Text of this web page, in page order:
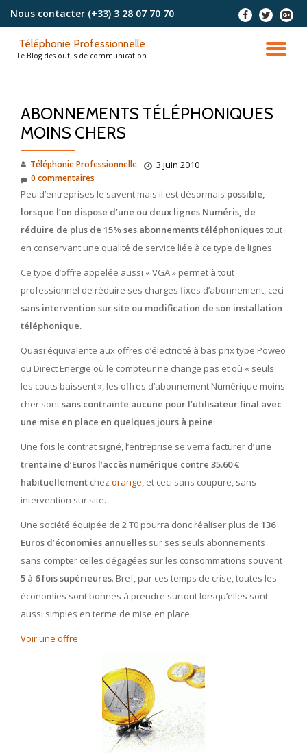
contenu
Nous contacter (+33) 3 28 07 70 70 - - -
Téléphonie Professionnelle
Le Blog des outils de communication
ABONNEMENTS TÉLÉPHONIQUES
MOINS CHERS
Téléphonie Professionnelle 3 juin 2010
0 commentaires
Peu d’entreprises le savent mais il est désormais possible,
lorsque l’on dispose d’une ou deux lignes Numéris, de
réduire de plus de 15% ses abonnements téléphoniquestout
en conservant une qualité de service liée à ce type de lignes.
Ce type d’offre appelée aussi « VGA » permet à tout
professionnel de réduire ses charges fixes d’abonnement, ceci
sans intervention sur site ou modification de son installation
téléphonique.
Quasi équivalente aux offres d’électricité à bas prix type Poweo
ou Direct Energie où le compteur ne change pas et où « seuls
les couts baissent », les offres d’abonnement Numérique moins
cher sontsans contrainte aucune pour l’utilisateur final avec
une mise en place en quelques jours à peine.
Une fois le contrat signé, l’entreprise se verra facturer d’une
trentaine d’Euros l’accès numérique contre 35.60 €
habituellement chez orange, et ceci sans coupure, sans
intervention sur site.
Une société équipée de 2 T0 pourra donc réaliser plus de 136
Euros d’économies annuelles sur ses seuls abonnements
sans compter celles dégagées sur les consommations souvent
5 à 6 fois supérieures. Bref, par ces temps de crise, toutes les
économies sont bonnes à prendre surtout lorsqu’elles sont
aussi simples en terme de mise en place.
Voir une offre